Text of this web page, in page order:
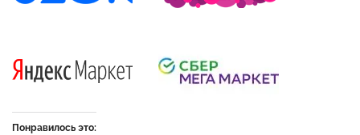
Понравилось это: